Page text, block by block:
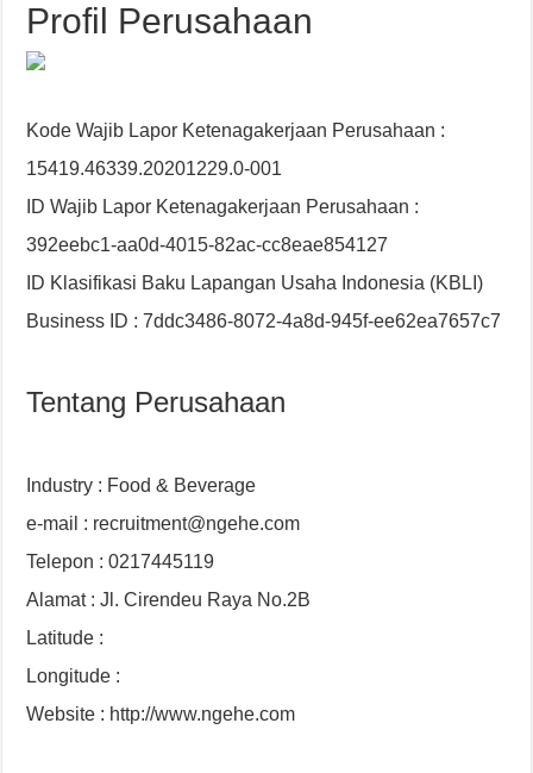
Profil Perusahaan
Kode Wajib Lapor Ketenagakerjaan Perusahaan :
15419.46339.20201229.0-001
ID Wajib Lapor Ketenagakerjaan Perusahaan :
392eebc1-aa0d-4015-82ac-cc8eae854127
ID Klasifikasi Baku Lapangan Usaha Indonesia (KBLI)
Business ID : 7ddc3486-8072-4a8d-945f-ee62ea7657c7
Tentang Perusahaan
Industry : Food & Beverage
e-mail : recruitment@ngehe.com
Telepon : 0217445119
Alamat : Jl. Cirendeu Raya No.2B
Latitude :
Longitude :
Website : http://www.ngehe.com